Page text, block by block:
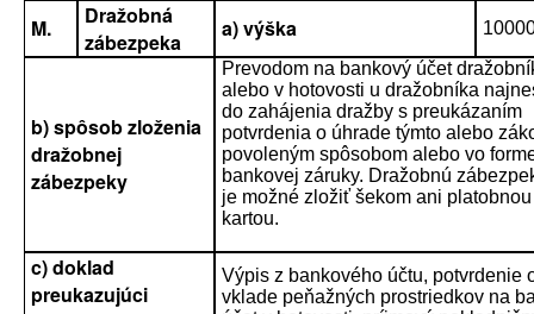
M.
Dražobná
zábezpeka
a) výška
b) spôsob zloženia
dražobnej
zábezpeky
Prevodom na bankový účet
alebo v hotovosti u dražobníka
do zahájenia dražby s preukázaním
potvrdenia o úhrade týmto alebo
povoleným spôsobom alebo vo
bankovej záruky. Dražobnú
je možné zložiť šekom ani platobnou
kartou.
c) doklad
preukazujúci
Výpis z bankového účtu, potvrdenie
vklade peňažných prostriedkov na